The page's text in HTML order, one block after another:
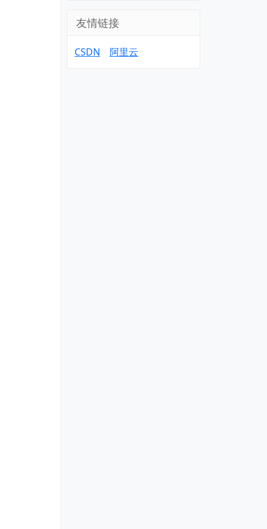
友情链接
CSDN 阿里云